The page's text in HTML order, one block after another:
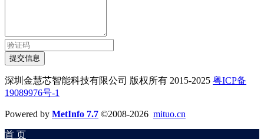
提交信息
深圳金慧芯智能科技有限公司 版权所有 2015-2025 粤ICP备
19089976号-1
Powered by MetInfo 7.7 ©2008-2026 mituo.cn
首 页